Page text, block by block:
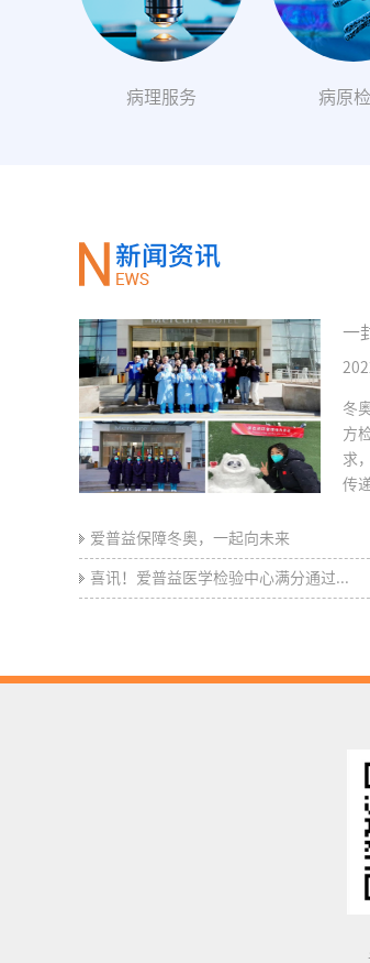
病理服务 病原检
一
冬
方
求
传
爱普益保障冬奥，一起向未来
喜讯！爱普益医学检验中心满分通过...